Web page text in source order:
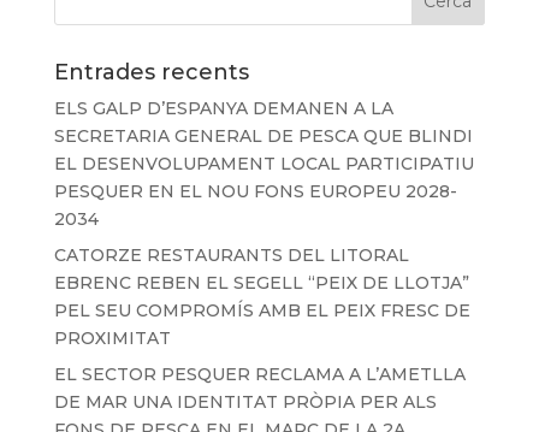
Entrades recents
ELS GALP D’ESPANYA DEMANEN A LA
SECRETARIA GENERAL DE PESCA QUE BLINDI
EL DESENVOLUPAMENT LOCAL PARTICIPATIU
PESQUER EN EL NOU FONS EUROPEU 2028-
2034
CATORZE RESTAURANTS DEL LITORAL
EBRENC REBEN EL SEGELL “PEIX DE LLOTJA”
PEL SEU COMPROMÍS AMB EL PEIX FRESC DE
PROXIMITAT
EL SECTOR PESQUER RECLAMA A L’AMETLLA
DE MAR UNA IDENTITAT PRÒPIA PER ALS